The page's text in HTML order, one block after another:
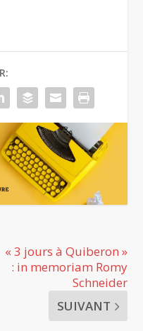
« 3 jours à Quiberon »
: in memoriam Romy
Schneider
SUIVANT